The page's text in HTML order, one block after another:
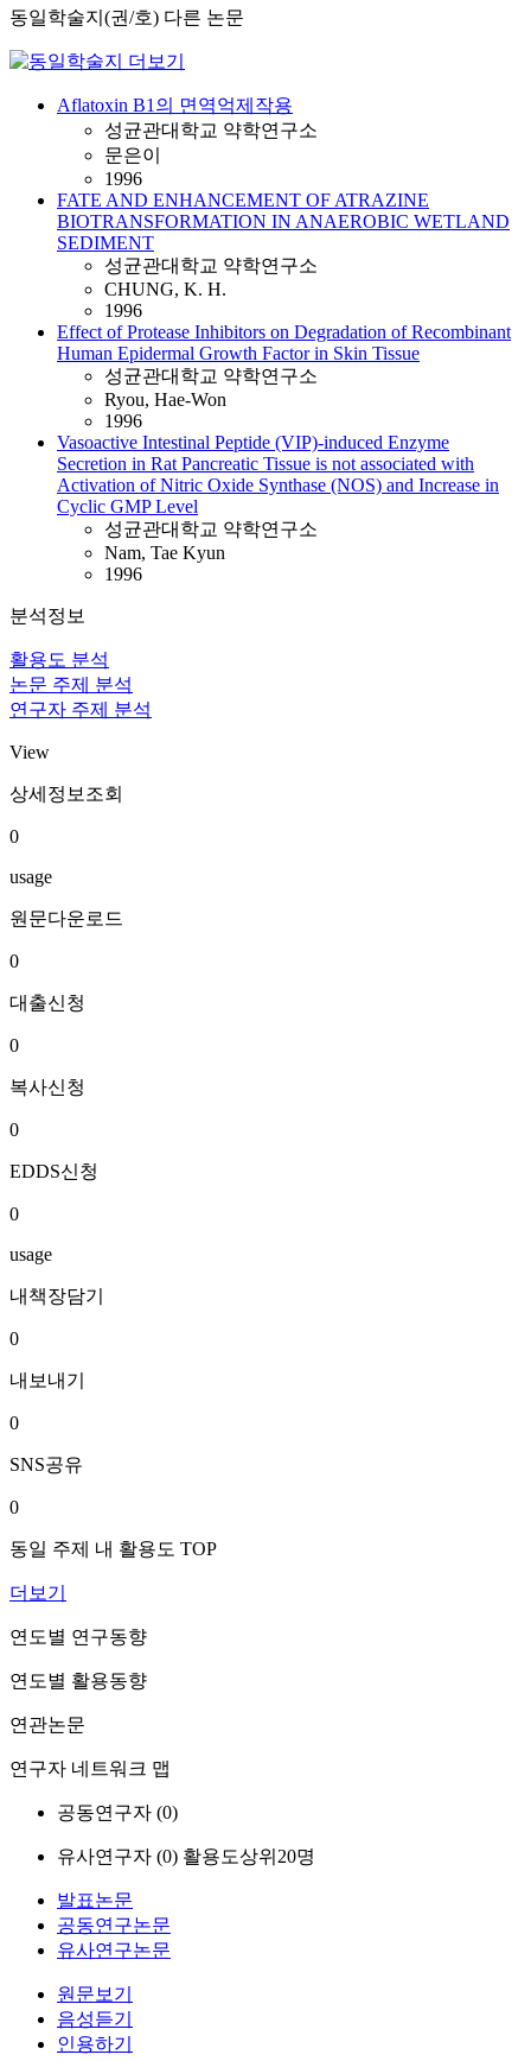
동일학술지(권/호) 다른 논문
Aflatoxin B1의 면역억제작용
성균관대학교 약학연구소
문은이
1996
FATE AND ENHANCEMENT OF ATRAZINE
BIOTRANSFORMATION IN ANAEROBIC WETLAND
SEDIMENT
성균관대학교 약학연구소
CHUNG, K. H.
1996
Effect of Protease Inhibitors on Degradation of Recombinant
Human Epidermal Growth Factor in Skin Tissue
성균관대학교 약학연구소
Ryou, Hae-Won
1996
Vasoactive Intestinal Peptide (VIP)-induced Enzyme
Secretion in Rat Pancreatic Tissue is not associated with
Activation of Nitric Oxide Synthase (NOS) and Increase in
Cyclic GMP Level
성균관대학교 약학연구소
Nam, Tae Kyun
1996
분석정보
활용도 분석
논문 주제 분석
연구자 주제 분석
View
상세정보조회
0
usage
원문다운로드
0
대출신청
0
복사신청
0
EDDS신청
0
usage
내책장담기
0
내보내기
0
SNS공유
0
동일 주제 내 활용도 TOP
더보기
연도별 연구동향
연도별 활용동향
연관논문
연구자 네트워크 맵
공동연구자 (0)
유사연구자 (0) 활용도상위20명
발표논문
공동연구논문
유사연구논문
원문보기
음성듣기
인용하기